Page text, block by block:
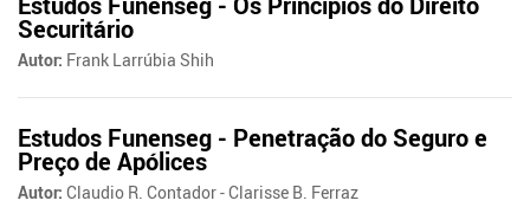
Securitário
Autor: Frank Larrúbia Shih
Estudos Funenseg - Penetração do Seguro e
Preço de Apólices
Autor: Claudio R. Contador - Clarisse B. Ferraz